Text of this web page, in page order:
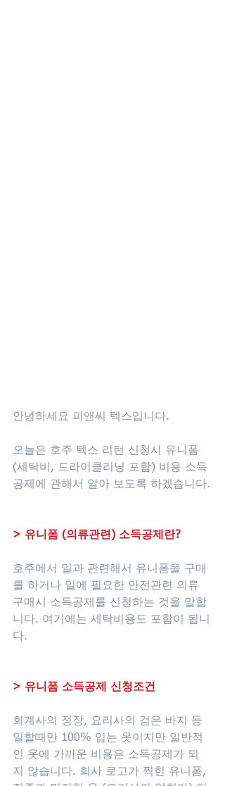
안녕하세요 피앤씨 텍스입니다.
오늘은 호주 텍스 리턴 신청시 유니폼
(세탁비, 드라이클리닝 포함) 비용 소득
공제에 관해서 알아 보도록 하겠습니다.
> 유니폼 (의류관련) 소득공제란?
호주에서 일과 관련해서 유니폼을 구매
를 하거나 일에 필요한 안전관련 의류
구매시 소득공제를 신청하는 것을 말합
니다. 여기에는 세탁비용도 포함이 됩니
다.
> 유니폼 소득공제 신청조건
회계사의 정장, 요리사의 검은 바지 등
일할때만 100% 입는 옷이지만 일반적
인 옷에 가까운 비용은 소득공제가 되
지 않습니다. 회사 로고가 찍힌 유니폼,